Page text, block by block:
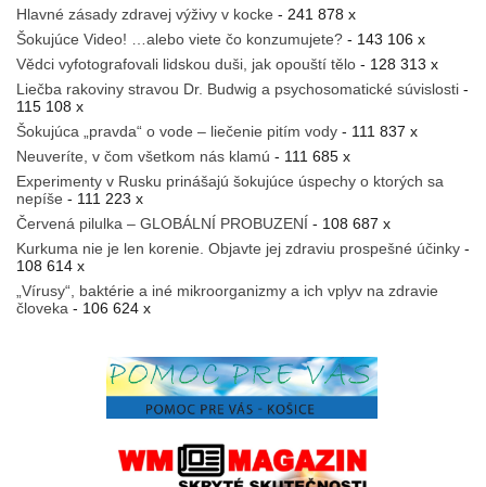
Hlavné zásady zdravej výživy v kocke - 241 878 x
Šokujúce Video! …alebo viete čo konzumujete? - 143 106 x
Vědci vyfotografovali lidskou duši, jak opouští tělo - 128 313 x
Liečba rakoviny stravou Dr. Budwig a psychosomatické súvislosti -
115 108 x
Šokujúca „pravda“ o vode – liečenie pitím vody - 111 837 x
Neuveríte, v čom všetkom nás klamú - 111 685 x
Experimenty v Rusku prinášajú šokujúce úspechy o ktorých sa
nepíše - 111 223 x
Červená pilulka – GLOBÁLNÍ PROBUZENÍ - 108 687 x
Kurkuma nie je len korenie. Objavte jej zdraviu prospešné účinky -
108 614 x
„Vírusy“, baktérie a iné mikroorganizmy a ich vplyv na zdravie
človeka - 106 624 x